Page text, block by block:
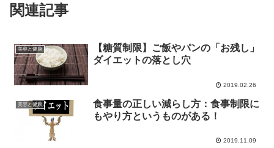
関連記事
美容と健康
【糖質制限】ご飯やパンの「お残し」
ダイエットの落とし穴
2019.02.26
美容と健康
食事量の正しい減らし方：食事制限に
もやり方というものがある！
2019.11.09